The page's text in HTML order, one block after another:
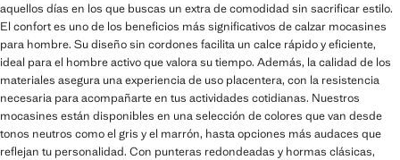
aquellos días en los que buscas un extra de comodidad sin sacrificar estilo.
El confort es uno de los beneficios más significativos de calzar mocasines
para hombre. Su diseño sin cordones facilita un calce rápido y eficiente,
ideal para el hombre activo que valora su tiempo. Además, la calidad de los
materiales asegura una experiencia de uso placentera, con la resistencia
necesaria para acompañarte en tus actividades cotidianas. Nuestros
mocasines están disponibles en una selección de colores que van desde
tonos neutros como el gris y el marrón, hasta opciones más audaces que
reflejan tu personalidad. Con punteras redondeadas y hormas clásicas,